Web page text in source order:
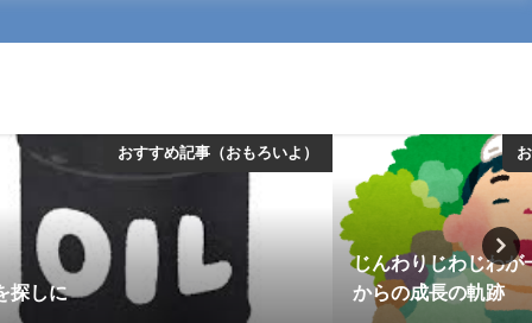
おすすめ記事（おもろいよ）
探しに
じんわりじわじわ
からの成長の軌跡